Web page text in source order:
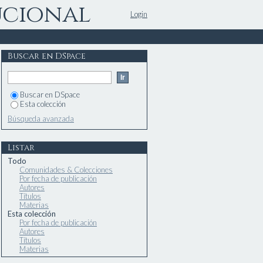
Login
Buscar en DSpace
Buscar en DSpace
Esta colección
Búsqueda avanzada
Listar
Todo
Comunidades & Colecciones
Por fecha de publicación
Autores
Títulos
Materias
Esta colección
Por fecha de publicación
Autores
Títulos
Materias